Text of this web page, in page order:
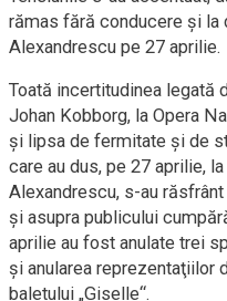
rămas fără conducere şi
Alexandrescu pe 27 aprilie.
Toată incertitudinea legată
Johan Kobborg, la Opera
şi lipsa de fermitate şi de
care au dus, pe 27 aprilie,
Alexandrescu, s-au
şi asupra publicului
aprilie au fost anulate trei
şi anularea reprezentaţiilor
baletului „Giselle“.